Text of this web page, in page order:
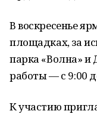
В воскресенье
площадках, за
парка «Волна»
работы — с 9:00
К участию